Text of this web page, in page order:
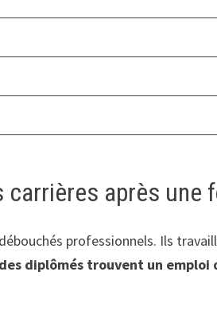
après une
professionnels. Ils
diplômés trouvent un